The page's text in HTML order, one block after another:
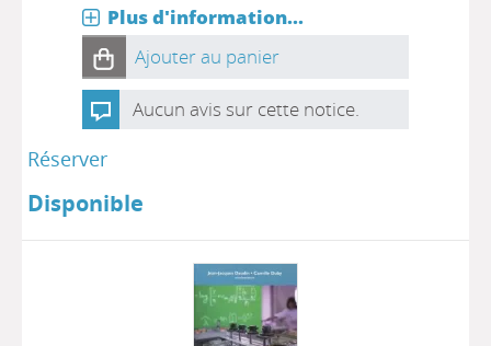
Plus d'information...
Ajouter au panier
Aucun avis sur cette notice.
Réserver
Disponible